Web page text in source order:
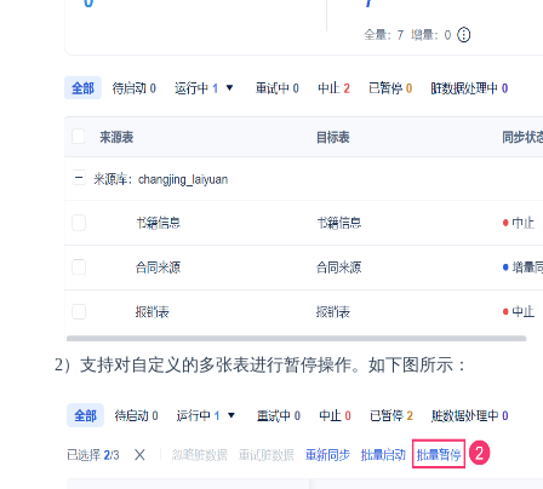
2）支持对自定义的多张表进行暂停操作。如下图所示：